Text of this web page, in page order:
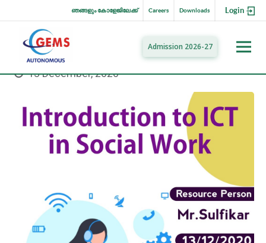
Login
Downloads
Careers
ഞങ്ങളും കോളേജിലേക്ക്
Admission 2026-27
13 December, 2020